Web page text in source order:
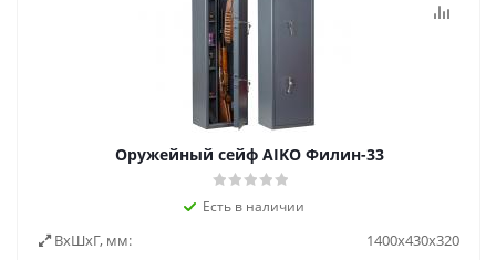
Оружейный сейф AIKO Филин-33
Есть в наличии
ВxШxГ, мм:
1400x430x320